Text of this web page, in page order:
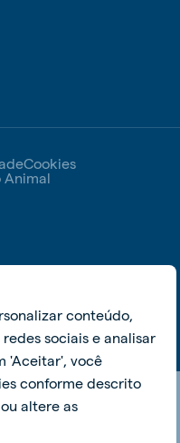
Cookies
Animal
conteúdo,
sociais e analisar
'Aceitar', você
conforme descrito
altere as